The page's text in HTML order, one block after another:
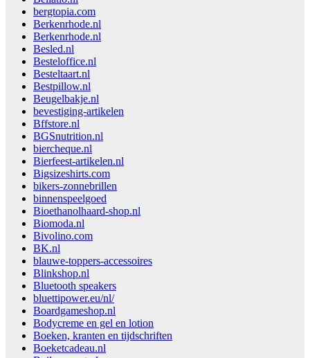
bergtopia.com
Berkenrhode.nl
Berkenrhode.nl
Besled.nl
Besteloffice.nl
Besteltaart.nl
Bestpillow.nl
Beugelbakje.nl
bevestiging-artikelen
Bffstore.nl
BGSnutrition.nl
biercheque.nl
Bierfeest-artikelen.nl
Bigsizeshirts.com
bikers-zonnebrillen
binnenspeelgoed
Bioethanolhaard-shop.nl
Biomoda.nl
Bivolino.com
BK.nl
blauwe-toppers-accessoires
Blinkshop.nl
Bluetooth speakers
bluettipower.eu/nl/
Boardgameshop.nl
Bodycreme en gel en lotion
Boeken, kranten en tijdschriften
Boeketcadeau.nl